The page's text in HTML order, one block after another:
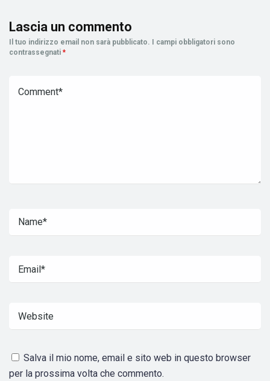
Lascia un commento
Il tuo indirizzo email non sarà pubblicato. I campi obbligatori sono
contrassegnati *
Salva il mio nome, email e sito web in questo browser
per la prossima volta che commento.